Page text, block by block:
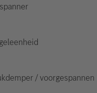
/ voorgespannen